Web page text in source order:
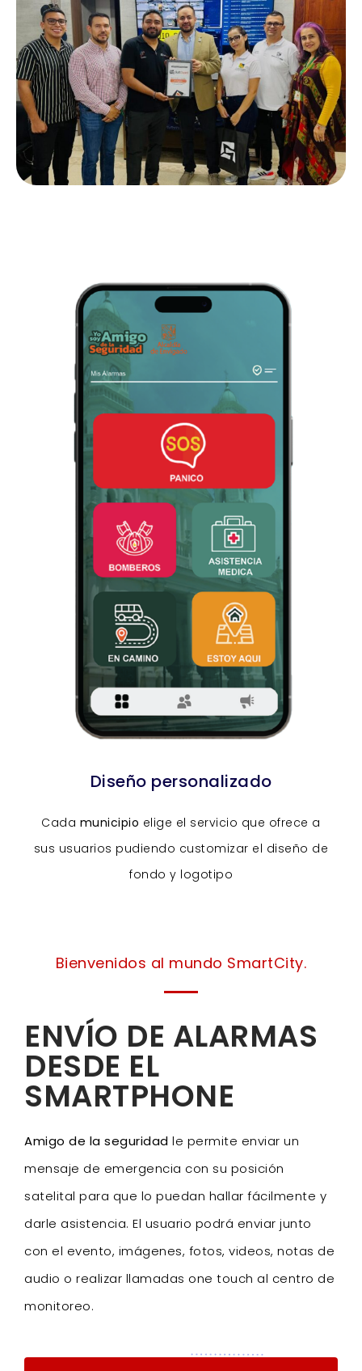
Bienvenidos al mundo SmartCity.
ENVÍO DE ALARMAS
DESDE EL
SMARTPHONE
Amigo de la seguridad le permite enviar un
mensaje de emergencia con su posición
satelital para que lo puedan hallar fácilmente y
darle asistencia. El usuario podrá enviar junto
con el evento, imágenes, fotos, videos, notas de
audio o realizar llamadas one touch al centro de
monitoreo.
Diseño personalizado
Cada municipio elige el servicio que ofrece a
sus usuarios pudiendo customizar el diseño de
fondo y logotipo